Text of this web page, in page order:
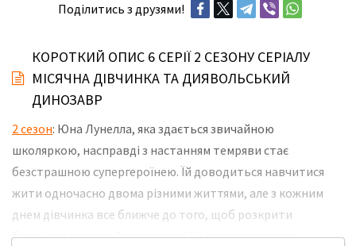
Поділитись з друзями!
КОРОТКИЙ ОПИС 6 СЕРІЇ 2 СЕЗОНУ СЕРІАЛУ
МІСЯЧНА ДІВЧИНКА ТА ДИЯВОЛЬСЬКИЙ
ДИНОЗАВР
2 сезон: Юна Лунелла, яка здається звичайною
школяркою, насправді з настанням темряви стає
безстрашною супергероїнею. Їй доводиться навчитися
жити одночасно двома різними життями, але з кожним
днем дівчинка все ближче до того, щоб розкрити
близьким правду. Супергероїні і її друзям належить